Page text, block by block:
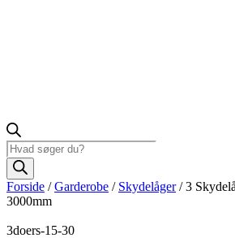
Products
search
Forside /Garderobe / Skydelåger/ 3
3000mm
3doers-15-30